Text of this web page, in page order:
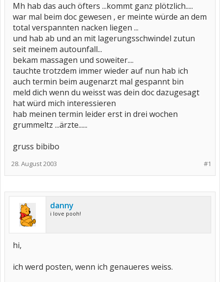
Mh hab das auch öfters ...kommt ganz plötzlich.....
war mal beim doc gewesen , er meinte würde an dem
total verspannten nacken liegen ...
und hab ab und an mit lagerungsschwindel zutun
seit meinem autounfall...
bekam massagen und soweiter....
tauchte trotzdem immer wieder auf nun hab ich
auch termin beim augenarzt mal gespannt bin
meld dich wenn du weisst was dein doc dazugesagt
hat würd mich interessieren
hab meinen termin leider erst in drei wochen
grummeltz ...ärzte......
gruss bibibo
#1
28. August 2003
danny
i love pooh!
hi,
ich werd posten, wenn ich genaueres weiss.